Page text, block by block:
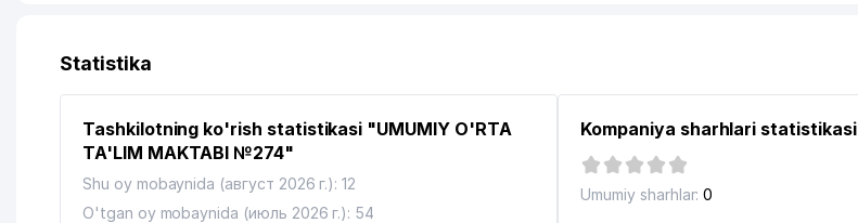
Statistika
Tashkilotning ko'rish statistikasi "UMUMIY O'RTA
TA'LIM MAKTABI №274"
Shu oy mobaynida (август 2026 г.): 12
O'tgan oy mobaynida (июль 2026 г.): 54
Kompaniya sharhlari statistikasi
Umumiy sharhlar: 0